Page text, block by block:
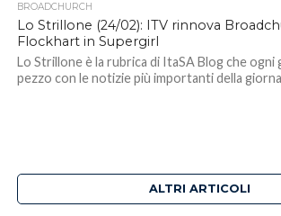
BROADCHURCH
Lo Strillone (24/02): ITV rinnova
Flockhart in Supergirl
Lo Strillone è la rubrica di ItaSA Blog che ogni
pezzo con le notizie più importanti della
ALTRI ARTICOLI